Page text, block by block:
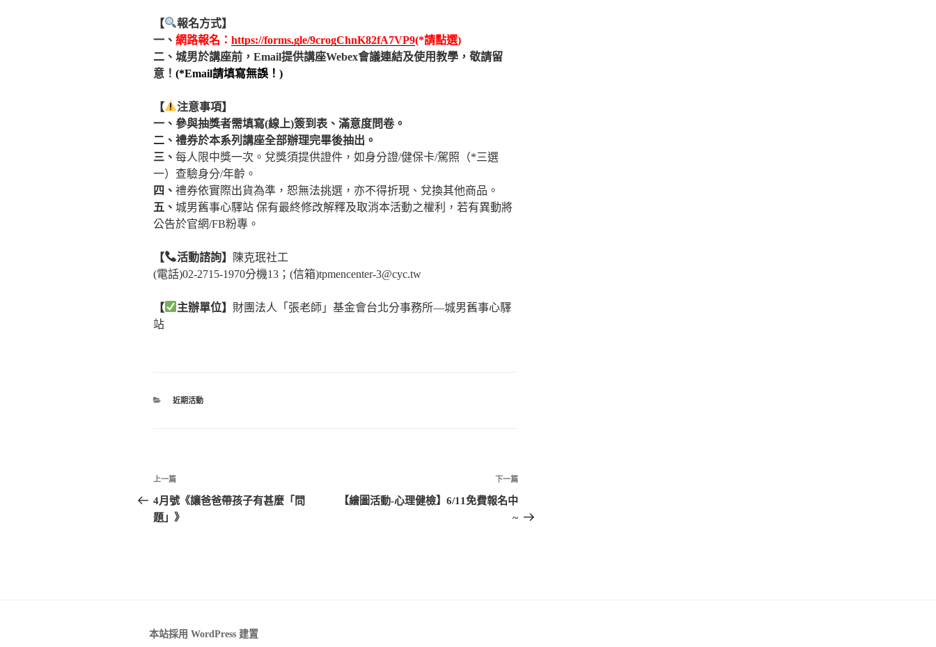
【
報名方式】
一、 網路報名： https://forms.gle/9crogChnK82fA7VP9(*請點選)
二、城男於講座前，Email提供講座Webex會議連結及使用教學，敬請留
意！ (*Email請填寫無誤！)
【
注意事項】
一、參與抽獎者需填寫(線上)簽到表、滿意度問卷。
二、禮券於本系列講座全部辦理完畢後抽出。
三、 每人限中獎一次。兌獎須提供證件，如身分證/健保卡/駕照（*三選
一）查驗身分/年齡。
四、 禮券依實際出貨為準，恕無法挑選，亦不得折現、兌換其他商品。
五、 城男舊事心驛站 保有最終修改解釋及取消本活動之權利，若有異動將
公告於官網/FB粉專。
【 活動諮詢】
陳克珉社工
(電話)02-2715-1970分機13；(信箱)tpmencenter-3@cyc.tw
【 主辦單位】 財團法人「張老師」基金會台北分事務所—城男舊事心驛
站
分
近期活動
文
章
導
上
一
篇
上一篇
4月號《讓爸爸帶孩子有甚麼「問
題」》
篇
下一篇
【繪圖活動-心理健檢】6/11免費報名中
~
本站採用 WordPress 建置